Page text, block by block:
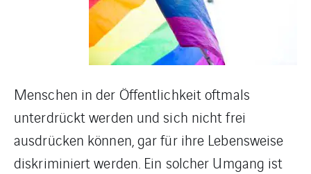
Menschen in der Öffentlichkeit oftmals
unterdrückt werden und sich nicht frei
ausdrücken können, gar für ihre Lebensweise
diskriminiert werden. Ein solcher Umgang ist